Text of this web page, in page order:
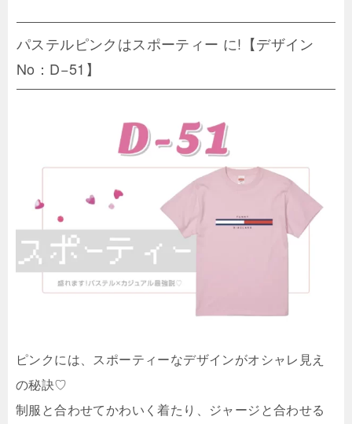
パステルピンクはスポーティー に!【デザイン
No：D−51】
ピンクには、スポーティーなデザインがオシャレ見え
の秘訣♡
制服と合わせてかわいく着たり、ジャージと合わせる